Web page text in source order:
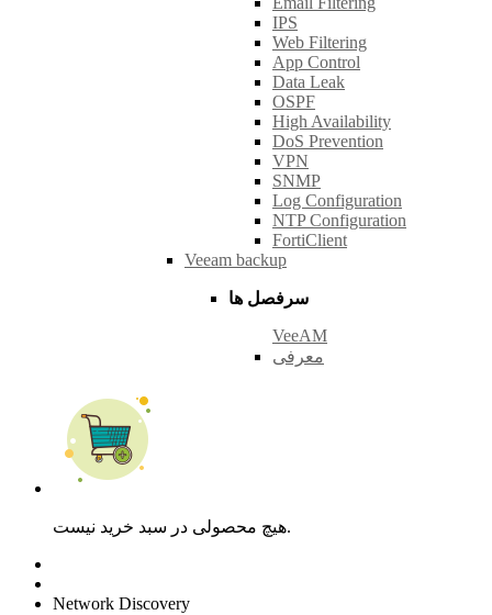
IPS
Web Filtering
App Control
Data Leak
OSPF
High Availability
DoS Prevention
VPN
SNMP
Log Configuration
NTP Configuration
FortiClient
Veeam backup
سرفصل ها
VeeAM
معرفی
هیچ محصولی در سبد خرید نیست.
Network Discovery